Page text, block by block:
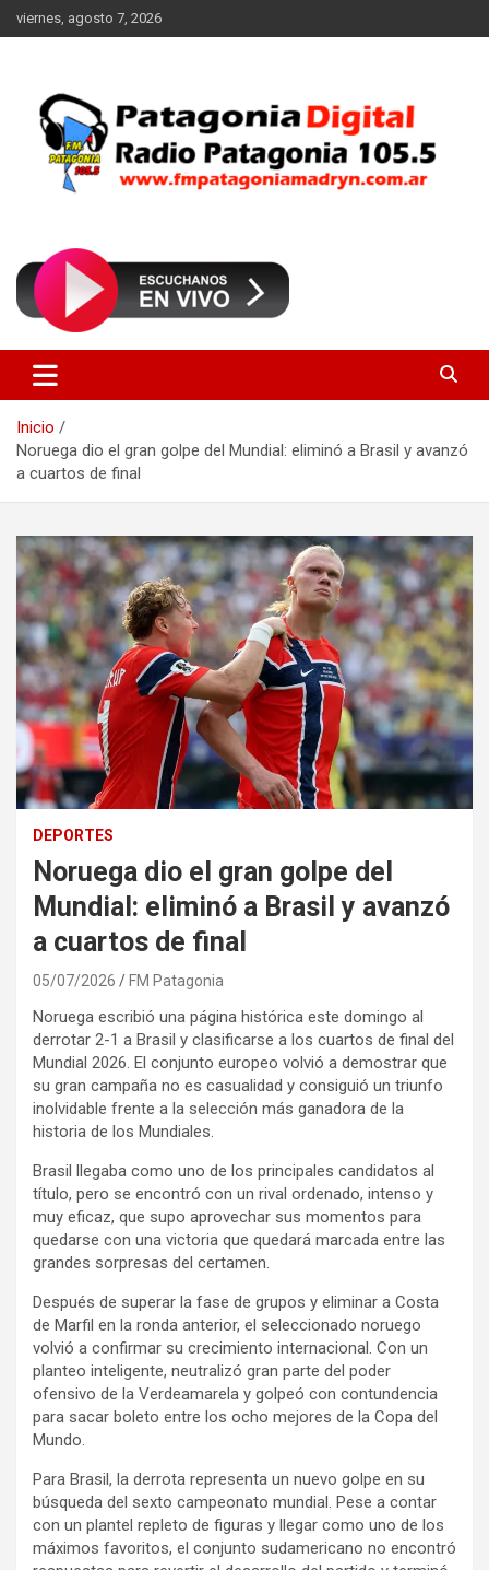
Saltar
al
viernes, agosto 7, 2026
FM Patagonia Madryn
Inicio
Noruega dio el gran golpe del Mundial: eliminó a Brasil y avanzó
a cuartos de final
DEPORTES
Noruega dio el gran golpe del
Mundial: eliminó a Brasil y avanzó
a cuartos de final
05/07/2026 FM Patagonia
Noruega escribió una página histórica este domingo al
derrotar 2-1 a Brasil y clasificarse a los cuartos de final del
Mundial 2026. El conjunto europeo volvió a demostrar que
su gran campaña no es casualidad y consiguió un triunfo
inolvidable frente a la selección más ganadora de la
historia de los Mundiales.
Brasil llegaba como uno de los principales candidatos al
título, pero se encontró con un rival ordenado, intenso y
muy eficaz, que supo aprovechar sus momentos para
quedarse con una victoria que quedará marcada entre las
grandes sorpresas del certamen.
Después de superar la fase de grupos y eliminar a Costa
de Marfil en la ronda anterior, el seleccionado noruego
volvió a confirmar su crecimiento internacional. Con un
planteo inteligente, neutralizó gran parte del poder
ofensivo de la Verdeamarela y golpeó con contundencia
para sacar boleto entre los ocho mejores de la Copa del
Mundo.
Para Brasil, la derrota representa un nuevo golpe en su
búsqueda del sexto campeonato mundial. Pese a contar
con un plantel repleto de figuras y llegar como uno de los
máximos favoritos, el conjunto sudamericano no encontró